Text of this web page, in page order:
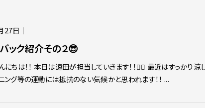
27日 ｜
ック紹介その２😎
にちは！！ 本日は遠田が担当していきます！！🙋‍♂️ 最近はすっかり涼
ング等の運動には抵抗のない気候かと思われます！！ ...